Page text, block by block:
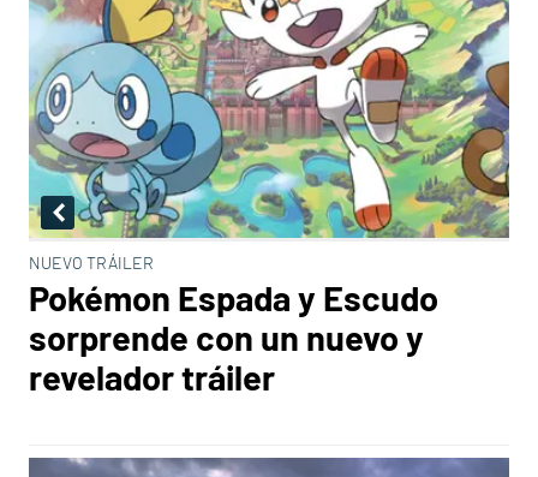
NUEVO TRÁILER
Pokémon Espada y Escudo
sorprende con un nuevo y
revelador tráiler